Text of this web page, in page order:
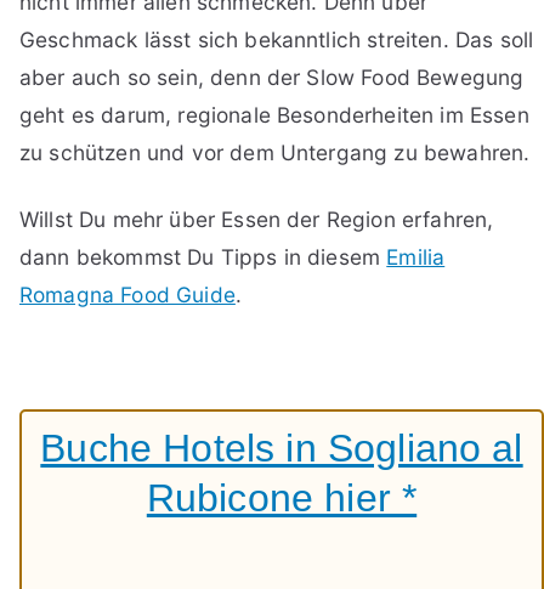
Geschmack lässt sich bekanntlich streiten. Das soll
aber auch so sein, denn der Slow Food Bewegung
geht es darum, regionale Besonderheiten im Essen
zu schützen und vor dem Untergang zu bewahren.
Willst Du mehr über Essen der Region erfahren,
dann bekommst Du Tipps in diesem Emilia
Romagna Food Guide.
Buche Hotels in Sogliano al
Rubicone hier *